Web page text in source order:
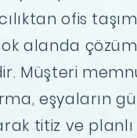
ofis
alanda çözüm
Müşteri
eşyaların
titiz ve planlı